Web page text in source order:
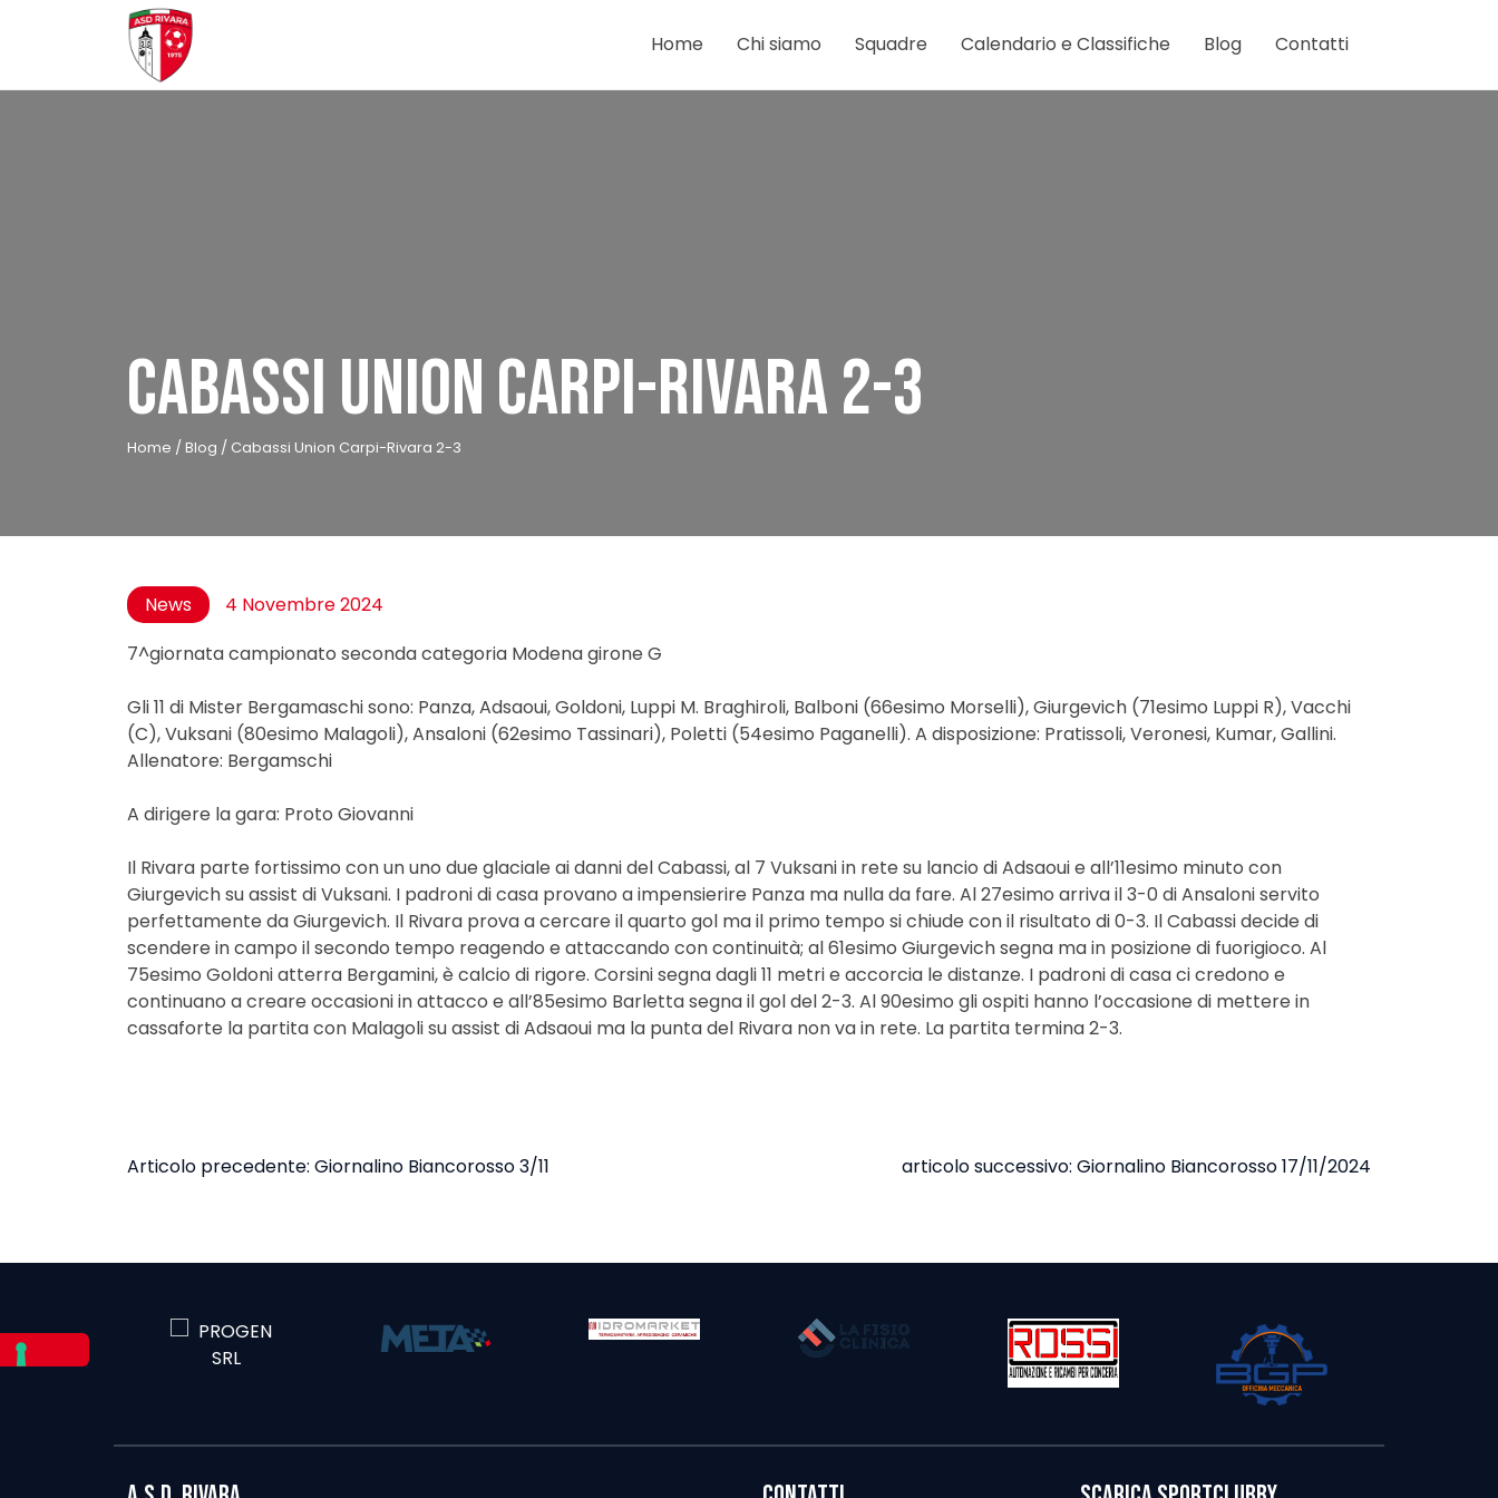
Home Chi siamo Squadre Calendario e Classifiche Blog Contatti
CABASSI UNION CARPI-RIVARA 2-3
Home /Blog / Cabassi Union Carpi-Rivara 2-3
News
4 Novembre 2024
7^giornata campionato seconda categoria Modena girone G
Gli 11 di Mister Bergamaschi sono: Panza, Adsaoui, Goldoni, Luppi M. Braghiroli, Balboni (66esimo Morselli), Giurgevich (71esimo Luppi R), Vacchi
(C), Vuksani (80esimo Malagoli), Ansaloni (62esimo Tassinari), Poletti (54esimo Paganelli). A disposizione: Pratissoli, Veronesi, Kumar, Gallini.
Allenatore: Bergamschi
A dirigere la gara: Proto Giovanni
Il Rivara parte fortissimo con un uno due glaciale ai danni del Cabassi, al 7 Vuksani in rete su lancio di Adsaoui e all’11esimo minuto con
Giurgevich su assist di Vuksani. I padroni di casa provano a impensierire Panza ma nulla da fare. Al 27esimo arriva il 3-0 di Ansaloni servito
perfettamente da Giurgevich. Il Rivara prova a cercare il quarto gol ma il primo tempo si chiude con il risultato di 0-3. Il Cabassi decide di
scendere in campo il secondo tempo reagendo e attaccando con continuità; al 61esimo Giurgevich segna ma in posizione di fuorigioco. Al
75esimo Goldoni atterra Bergamini, è calcio di rigore. Corsini segna dagli 11 metri e accorcia le distanze. I padroni di casa ci credono e
continuano a creare occasioni in attacco e all’85esimo Barletta segna il gol del 2-3. Al 90esimo gli ospiti hanno l’occasione di mettere in
cassaforte la partita con Malagoli su assist di Adsaoui ma la punta del Rivara non va in rete. La partita termina 2-3.
NAVIGAZIONE
Articolo precedente: Giornalino Biancorosso 3/11 articolo successivo: Giornalino Biancorosso 17/11/2024